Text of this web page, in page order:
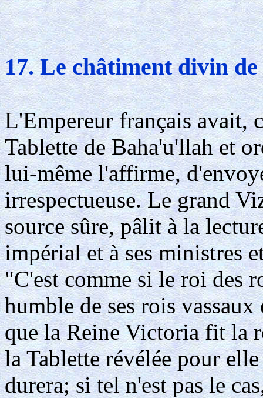
17. Le châtiment divin
L'Empereur français avait,
Tablette de Baha'u'llah et
lui-même l'affirme,
irrespectueuse. Le grand
source sûre, pâlit à la
impérial et à ses ministres
"C'est comme si le roi des
humble de ses rois
que la Reine Victoria fit la
la Tablette révélée pour
durera; si tel n'est pas le